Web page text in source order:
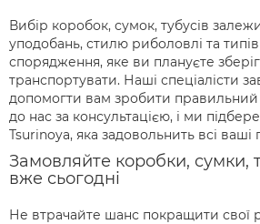
Вибір коробок, сумок, тубусів
уподобань, стилю риболовлі та
спорядження, яке ви плануєте
транспортувати. Наші спеціалісти
допомогти вам зробити правильний
до нас за консультацією, і ми
Tsurinoya, яка задовольнить всі ваші
Замовляйте коробки, сумки,
вже сьогодні
Не втрачайте шанс покращити свої